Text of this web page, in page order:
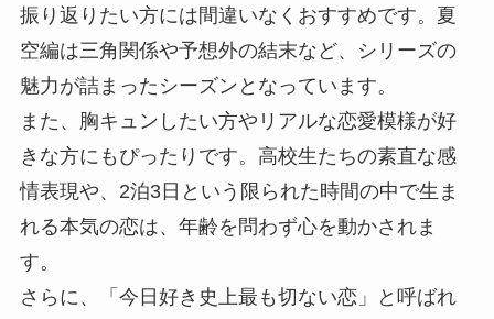
振り返りたい方には間違いなくおすすめです。夏
空編は三角関係や予想外の結末など、シリーズの
魅力が詰まったシーズンとなっています。
また、胸キュンしたい方やリアルな恋愛模様が好
きな方にもぴったりです。高校生たちの素直な感
情表現や、2泊3日という限られた時間の中で生ま
れる本気の恋は、年齢を問わず心を動かされま
す。
さらに、「今日好き史上最も切ない恋」と呼ばれ